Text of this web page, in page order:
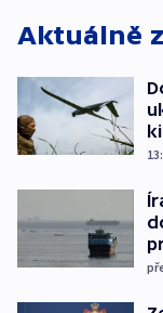
Aktuálně